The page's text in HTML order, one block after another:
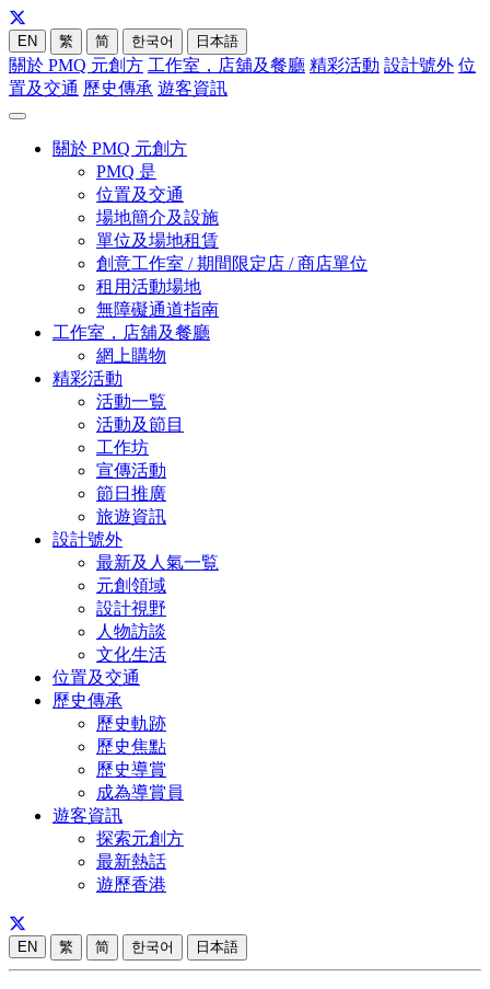
EN 繁 简 한국어 日本語
關於 PMQ 元創方 工作室，店舖及餐廳 精彩活動 設計號外 位
置及交通 歷史傳承 遊客資訊
關於 PMQ 元創方
PMQ 是
位置及交通
場地簡介及設施
單位及場地租賃
創意工作室 / 期間限定店 / 商店單位
租用活動場地
無障礙通道指南
工作室，店舖及餐廳
網上購物
精彩活動
活動一覧
活動及節目
工作坊
宣傳活動
節日推廣
旅遊資訊
設計號外
最新及人氣一覧
元創領域
設計視野
人物訪談
文化生活
位置及交通
歷史傳承
歷史軌跡
歷史焦點
歷史導賞
成為導賞員
遊客資訊
探索元創方
最新熱話
遊歷香港
EN 繁 简 한국어 日本語